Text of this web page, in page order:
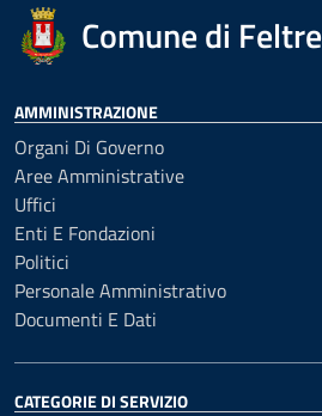
Comune di Feltre
AMMINISTRAZIONE
Organi Di Governo
Aree Amministrative
Uffici
Enti E Fondazioni
Politici
Personale Amministrativo
Documenti E Dati
CATEGORIE DI SERVIZIO